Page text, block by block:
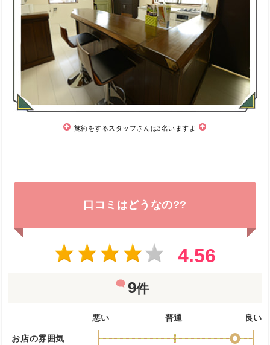
施術をするスタッフさんは3名いますよ
口コミはどうなの??
4.56
9件
悪い 普通 良い
お店の雰囲気